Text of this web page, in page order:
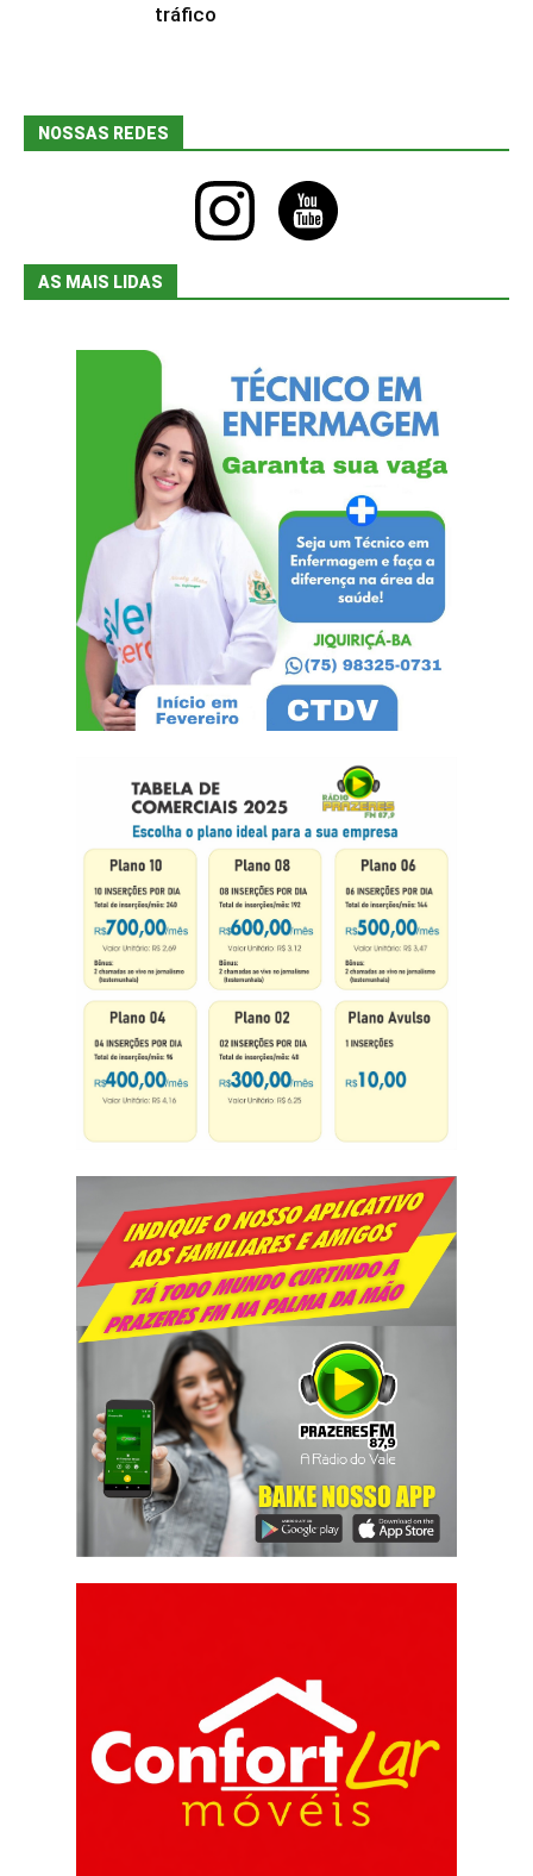
tráfico
NOSSAS REDES
instagram youtube
AS MAIS LIDAS